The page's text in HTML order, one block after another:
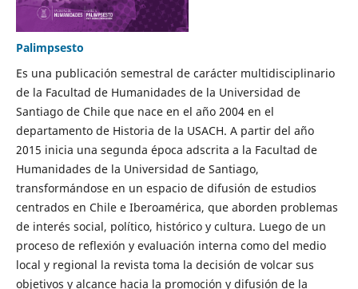
Palimpsesto
Es una publicación semestral de carácter multidisciplinario
de la Facultad de Humanidades de la Universidad de
Santiago de Chile que nace en el año 2004 en el
departamento de Historia de la USACH. A partir del año
2015 inicia una segunda época adscrita a la Facultad de
Humanidades de la Universidad de Santiago,
transformándose en un espacio de difusión de estudios
centrados en Chile e Iberoamérica, que aborden problemas
de interés social, político, histórico y cultura. Luego de un
proceso de reflexión y evaluación interna como del medio
local y regional la revista toma la decisión de volcar sus
objetivos y alcance hacia la promoción y difusión de la